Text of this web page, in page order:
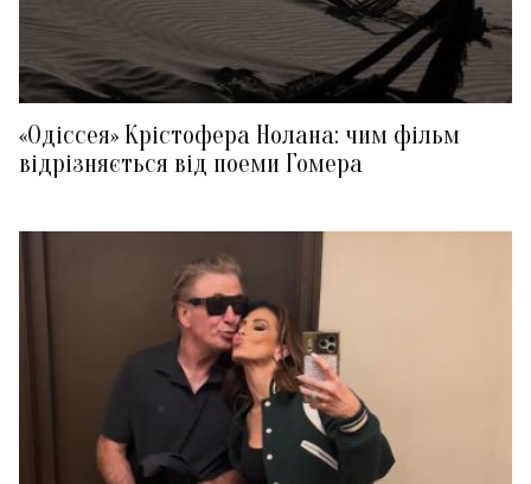
«Одіссея» Крістофера Нолана: чим фільм
відрізняється від поеми Гомера